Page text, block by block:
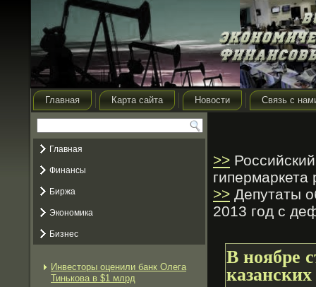
Главная Карта сайта Новости Связь с
Главная
Финансы
Биржа
Экономика
Бизнес
Инвесторы оценили банк Олега
Тинькова в $1 млрд
>>
гипермаркета
>> Депутаты
2013 год с
В ноябре